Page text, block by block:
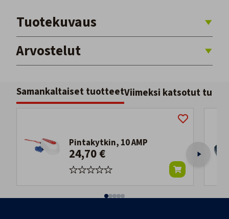
Tuotekuvaus
Arvostelut
Samankaltaiset tuotteetViimeksi katsotut
Pintakytkin, 10 AMP
24,70 €